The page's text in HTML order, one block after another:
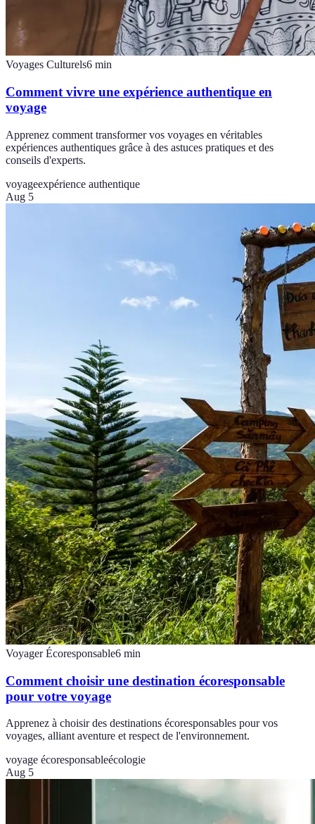
Voyages Culturels6 min
Comment vivre une expérience authentique en
voyage
Apprenez comment transformer vos voyages en véritables
expériences authentiques grâce à des astuces pratiques et des
conseils d'experts.
voyageexpérience authentique
Aug 5
Voyager Écoresponsable6 min
Comment choisir une destination écoresponsable
pour votre voyage
Apprenez à choisir des destinations écoresponsables pour vos
voyages, alliant aventure et respect de l'environnement.
voyage écoresponsableécologie
Aug 5